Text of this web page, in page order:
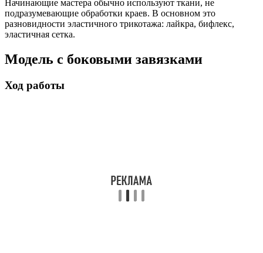
Начинающие мастера обычно используют ткани, не
подразумевающие обработки краев. В основном это
разновидности эластичного трикотажа: лайкра, бифлекс,
эластичная сетка.
Модель с боковыми завязками
Ход работы